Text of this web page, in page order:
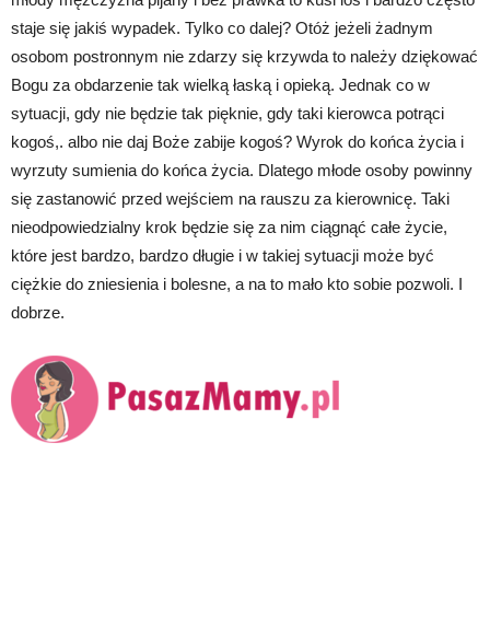
staje się jakiś wypadek. Tylko co dalej? Otóż jeżeli żadnym
osobom postronnym nie zdarzy się krzywda to należy dziękować
Bogu za obdarzenie tak wielką łaską i opieką. Jednak co w
sytuacji, gdy nie będzie tak pięknie, gdy taki kierowca potrąci
kogoś,. albo nie daj Boże zabije kogoś? Wyrok do końca życia i
wyrzuty sumienia do końca życia. Dlatego młode osoby powinny
się zastanowić przed wejściem na rauszu za kierownicę. Taki
nieodpowiedzialny krok będzie się za nim ciągnąć całe życie,
które jest bardzo, bardzo długie i w takiej sytuacji może być
ciężkie do zniesienia i bolesne, a na to mało kto sobie pozwoli. I
dobrze.